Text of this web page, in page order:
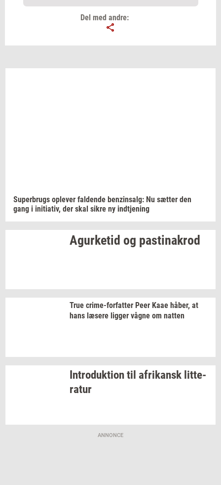
Del med andre:
Su­per­brugs op­le­ver fal­den­de ben­zin­salg: Nu sæt­ter den
gang i ini­ti­a­tiv, der skal sikre ny ind­tje­ning
Agur­ke­tid og pa­stina­krod
True crime-​forfatter Peer Kaae håber, at
hans læ­se­re lig­ger vågne om nat­ten
In­tro­duk­tiontil afri­kansk lit­te­
ra­tur
ANNONCE